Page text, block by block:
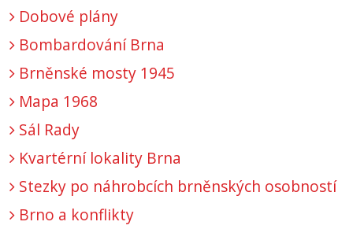
Dobové plány
Bombardování Brna
Brněnské mosty 1945
Mapa 1968
Sál Rady
Kvartérní lokality Brna
Stezky po náhrobcích brněnských osobností
Brno a konflikty